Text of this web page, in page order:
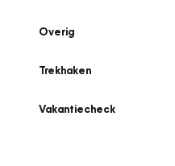
Overig
Trekhaken
Vakantiecheck